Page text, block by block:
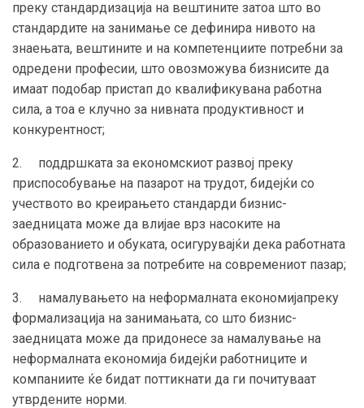
преку стандардизација на вештините затоа што во
стандардите на занимање се дефинира нивото на
знаењата, вештините и на компетенциите потребни за
одредени професии, што овозможува бизнисите да
имаат подобар пристап до квалификувана работна
сила, а тоа е клучно за нивната продуктивност и
конкурентност;
2. поддршката за економскиот развој преку
приспособување на пазарот на трудот, бидејќи со
учеството во креирањето стандарди бизнис-
заедницата може да влијае врз насоките на
образованието и обуката, осигурувајќи дека работната
сила е подготвена за потребите на современиот пазар;
3. намалувањето на неформалната економијапреку
формализација на занимањата, со што бизнис-
заедницата може да придонесе за намалување на
неформалната економија бидејќи работниците и
компаниите ќе бидат поттикнати да ги почитуваат
утврдените норми.